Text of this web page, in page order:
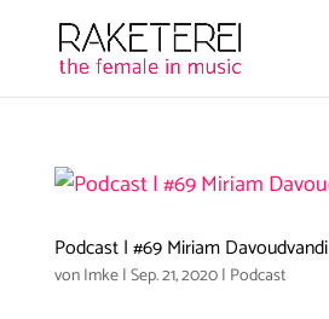
Podcast | #69 Miriam Davoudvandi
vonImke|Sep. 21, 2020| Podcast